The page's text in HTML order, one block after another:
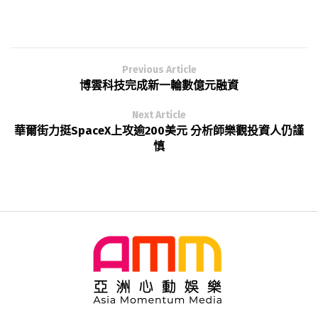
Previous Article
博雲科技完成新一輪數億元融資
Next Article
華爾街力挺SpaceX上攻逾200美元 分析師樂觀投資人仍謹
慎